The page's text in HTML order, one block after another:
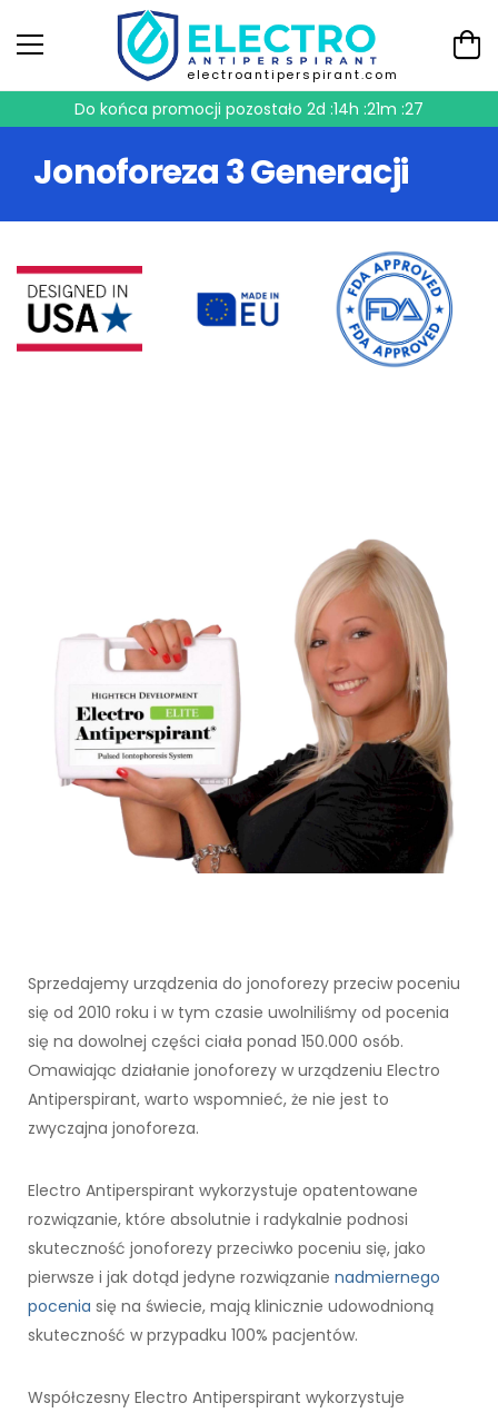
electroantiperspirant.com
Do końca promocji pozostało 2d :14h :21m :27
Jonoforeza 3 Generacji
Sprzedajemy urządzenia do jonoforezy przeciw poceniu
się od 2010 roku i w tym czasie uwolniliśmy od pocenia
się na dowolnej części ciała ponad 150.000 osób.
Omawiając działanie jonoforezy w urządzeniu Electro
Antiperspirant, warto wspomnieć, że nie jest to
zwyczajna jonoforeza.
Electro Antiperspirant wykorzystuje opatentowane
rozwiązanie, które absolutnie i radykalnie podnosi
skuteczność jonoforezy przeciwko poceniu się, jako
pierwsze i jak dotąd jedyne rozwiązanie nadmiernego
pocenia się na świecie, mają klinicznie udowodnioną
skuteczność w przypadku 100% pacjentów.
Współczesny Electro Antiperspirant wykorzystuje